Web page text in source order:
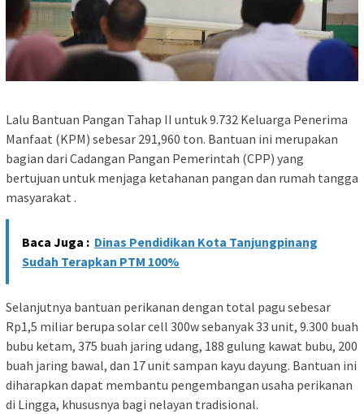
Lalu Bantuan Pangan Tahap II untuk 9.732 Keluarga Penerima
Manfaat (KPM) sebesar 291,960 ton. Bantuan ini merupakan
bagian dari Cadangan Pangan Pemerintah (CPP) yang
bertujuan untuk menjaga ketahanan pangan dan rumah tangga
masyarakat .
Baca Juga : Dinas Pendidikan Kota Tanjungpinang
Sudah Terapkan PTM 100%
Selanjutnya bantuan perikanan dengan total pagu sebesar
Rp1,5 miliar berupa solar cell 300w sebanyak 33 unit, 9.300 buah
bubu ketam, 375 buah jaring udang, 188 gulung kawat bubu, 200
buah jaring bawal, dan 17 unit sampan kayu dayung. Bantuan ini
diharapkan dapat membantu pengembangan usaha perikanan
di Lingga, khususnya bagi nelayan tradisional.